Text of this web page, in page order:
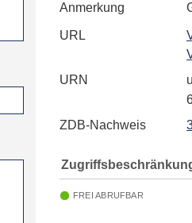
Anmerkung
URL
URN
ZDB-Nachweis
FREI ABRUFBAR